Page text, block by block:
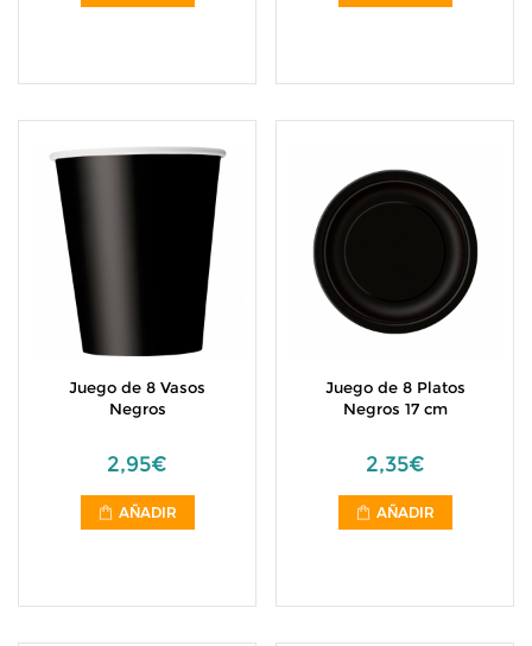
Juego de 8 Vasos
Negros
2,95€
AÑADIR
Juego de 8 Platos
Negros 17 cm
2,35€
AÑADIR